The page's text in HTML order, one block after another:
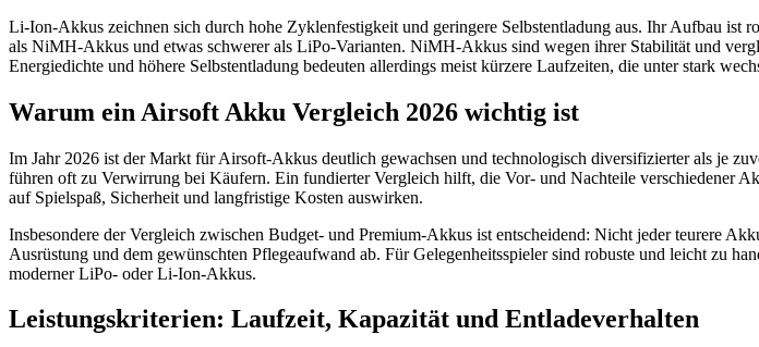
Li-Ion-Akkus zeichnen sich durch hohe Zyklenfestigkeit und geringere Selbstentladung aus. Ihr Aufbau
als NiMH-Akkus und etwas schwerer als LiPo-Varianten. NiMH-Akkus sind wegen ihrer Stabilität und
Energiedichte und höhere Selbstentladung bedeuten allerdings meist kürzere Laufzeiten, die unter stark
Warum ein Airsoft Akku Vergleich 2026 wichtig ist
Im Jahr 2026 ist der Markt für Airsoft-Akkus deutlich gewachsen und technologisch diversifizierter als je
führen oft zu Verwirrung bei Käufern. Ein fundierter Vergleich hilft, die Vor- und Nachteile verschiedener
auf Spielspaß, Sicherheit und langfristige Kosten auswirken.
Insbesondere der Vergleich zwischen Budget- und Premium-Akkus ist entscheidend: Nicht jeder teurere
Ausrüstung und dem gewünschten Pflegeaufwand ab. Für Gelegenheitsspieler sind robuste und leicht zu
moderner LiPo- oder Li-Ion-Akkus.
Leistungskriterien: Laufzeit, Kapazität und Entladeverhalten